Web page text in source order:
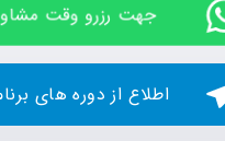
جهت رزرو وقت
اطلاع از دوره های